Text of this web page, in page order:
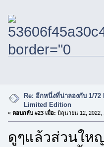
Re: อีกหนึ่งที่น่าลองกับ 1/72
Limited Edition
« ตอบกลับ #23 เมื่อ: มิถุนายน 12, 2022,
ดูๆแล้วส่วนให